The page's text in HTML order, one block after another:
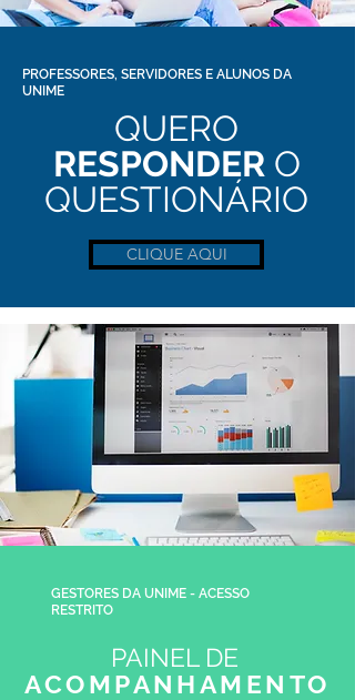
PROFESSORES, SERVIDORES E ALUNOS DA
UNIME
QUERO
RESPONDER O
QUESTIONÁRIO
CLIQUE AQUI
GESTORES DA UNIME - ACESSO
RESTRITO
PAINEL DE
ACOMPANHAMENTO